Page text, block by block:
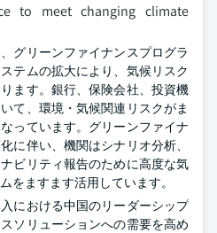
to meet changing climate
グリーンファイナンスプログラ
テムの拡大により、気候リスク
ます。銀行、保険会社、投資機
て、環境・気候関連リスクがま
っています。グリーンファイナ
に伴い、機関はシナリオ分析、
ビリティ報告のために高度な気
をますます活用しています。
における中国のリーダーシップ
ソリューションへの需要を高め